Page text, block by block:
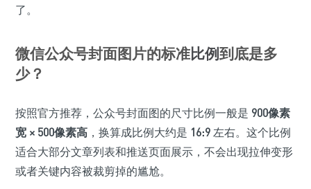
了。
微信公众号封面图片的标准比例到底是多
少？
按照官方推荐，公众号封面图的尺寸比例一般是 900像素
宽 × 500像素高 ，换算成比例大约是 16:9 左右。这个比例
适合大部分文章列表和推送页面展示，不会出现拉伸变形
或者关键内容被裁剪掉的尴尬。